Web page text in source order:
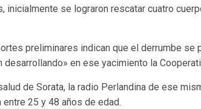
inicialmente se lograron rescatar cuatro
preliminares indican que el derrumbe se
desarrollando» en ese yacimiento la
de Sorata, la radio Perlandina de ese
25 y 48 años de edad.